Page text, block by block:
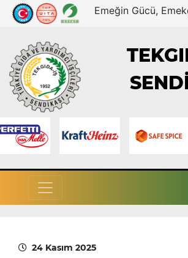
Emeğin Gücü,
24 Kasım 2025